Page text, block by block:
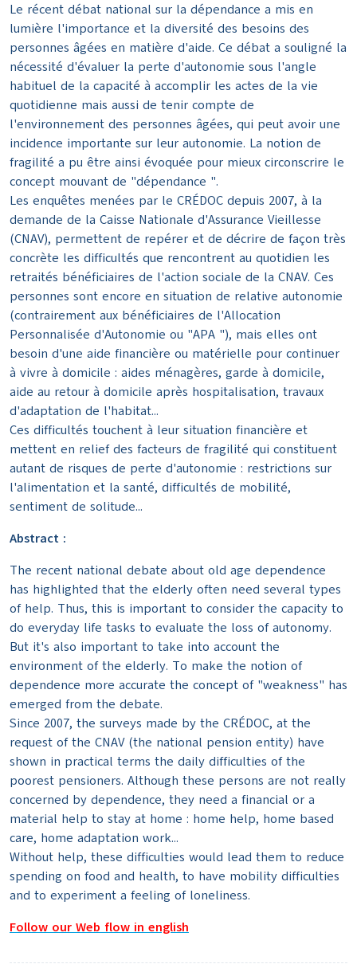
Le récent débat national sur la dépendance a mis en
lumière l'importance et la diversité des besoins des
personnes âgées en matière d'aide. Ce débat a souligné la
nécessité d'évaluer la perte d'autonomie sous l'angle
habituel de la capacité à accomplir les actes de la vie
quotidienne mais aussi de tenir compte de
l'environnement des personnes âgées, qui peut avoir une
incidence importante sur leur autonomie. La notion de
fragilité a pu être ainsi évoquée pour mieux circonscrire le
concept mouvant de "dépendance ".
Les enquêtes menées par le CRÉDOC depuis 2007, à la
demande de la Caisse Nationale d'Assurance Vieillesse
(CNAV), permettent de repérer et de décrire de façon très
concrète les difficultés que rencontrent au quotidien les
retraités bénéficiaires de l'action sociale de la CNAV. Ces
personnes sont encore en situation de relative autonomie
(contrairement aux bénéficiaires de l'Allocation
Personnalisée d'Autonomie ou "APA "), mais elles ont
besoin d'une aide financière ou matérielle pour continuer
à vivre à domicile : aides ménagères, garde à domicile,
aide au retour à domicile après hospitalisation, travaux
d'adaptation de l'habitat...
Ces difficultés touchent à leur situation financière et
mettent en relief des facteurs de fragilité qui constituent
autant de risques de perte d'autonomie : restrictions sur
l'alimentation et la santé, difficultés de mobilité,
sentiment de solitude...
Abstract :
The recent national debate about old age dependence
has highlighted that the elderly often need several types
of help. Thus, this is important to consider the capacity to
do everyday life tasks to evaluate the loss of autonomy.
But it's also important to take into account the
environment of the elderly. To make the notion of
dependence more accurate the concept of "weakness" has
emerged from the debate.
Since 2007, the surveys made by the CRÉDOC, at the
request of the CNAV (the national pension entity) have
shown in practical terms the daily difficulties of the
poorest pensioners. Although these persons are not really
concerned by dependence, they need a financial or a
material help to stay at home : home help, home based
care, home adaptation work...
Without help, these difficulties would lead them to reduce
spending on food and health, to have mobility difficulties
and to experiment a feeling of loneliness.
Follow our Web flow in english